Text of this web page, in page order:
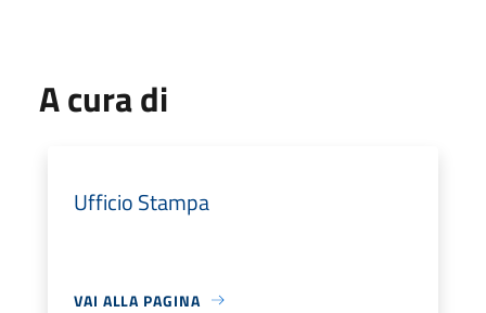
A cura di
Ufficio Stampa
VAI ALLA PAGINA